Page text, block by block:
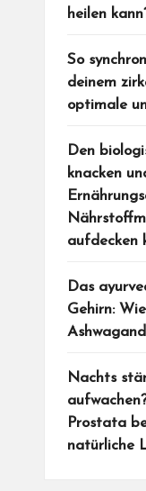
heilen
So
deinem
optimale
Den
knacken
aufdecken
Das
Gehirn:
Nachts
Prostata
natürliche